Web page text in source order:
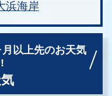
浜海岸
月以上先のお天気